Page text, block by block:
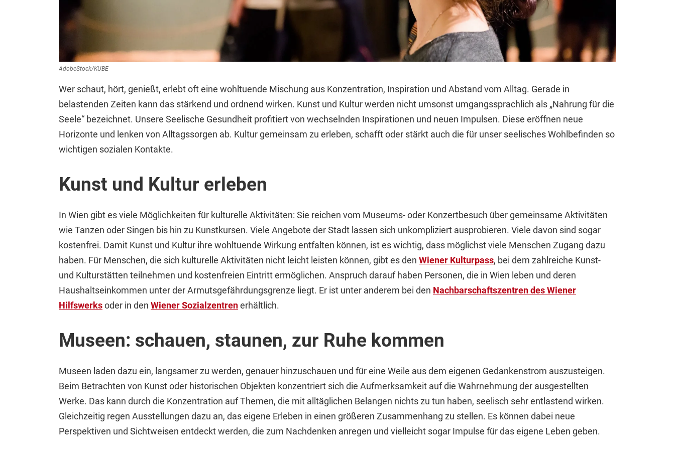
AdobeStock/KUBE
Wer schaut, hört, genießt, erlebt oft eine wohltuende Mischung aus Konzentration, Inspiration und Abstand vom Alltag. Gerade in
belastenden Zeiten kann das stärkend und ordnend wirken. Kunst und Kultur werden nicht umsonst umgangssprachlich als „Nahrung für die
Seele“ bezeichnet. Unsere Seelische Gesundheit profitiert von wechselnden Inspirationen und neuen Impulsen. Diese eröffnen neue
Horizonte und lenken von Alltagssorgen ab. Kultur gemeinsam zu erleben, schafft oder stärkt auch die für unser seelisches Wohlbefinden so
wichtigen sozialen Kontakte.
Kunst und Kultur erleben
In Wien gibt es viele Möglichkeiten für kulturelle Aktivitäten: Sie reichen vom Museums- oder Konzertbesuch über gemeinsame Aktivitäten
wie Tanzen oder Singen bis hin zu Kunstkursen. Viele Angebote der Stadt lassen sich unkompliziert ausprobieren. Viele davon sind sogar
kostenfrei. Damit Kunst und Kultur ihre wohltuende Wirkung entfalten können, ist es wichtig, dass möglichst viele Menschen Zugang dazu
haben. Für Menschen, die sich kulturelle Aktivitäten nicht leicht leisten können, gibt es den Wiener Kulturpass, bei dem zahlreiche Kunst-
und Kulturstätten teilnehmen und kostenfreien Eintritt ermöglichen. Anspruch darauf haben Personen, die in Wien leben und deren
Haushaltseinkommen unter der Armutsgefährdungsgrenze liegt. Er ist unter anderem bei den Nachbarschaftszentren des Wiener
Hilfswerksoder in den Wiener Sozialzentrenerhältlich.
Museen: schauen, staunen, zur Ruhe kommen
Museen laden dazu ein, langsamer zu werden, genauer hinzuschauen und für eine Weile aus dem eigenen Gedankenstrom auszusteigen.
Beim Betrachten von Kunst oder historischen Objekten konzentriert sich die Aufmerksamkeit auf die Wahrnehmung der ausgestellten
Werke. Das kann durch die Konzentration auf Themen, die mit alltäglichen Belangen nichts zu tun haben, seelisch sehr entlastend wirken.
Gleichzeitig regen Ausstellungen dazu an, das eigene Erleben in einen größeren Zusammenhang zu stellen. Es können dabei neue
Perspektiven und Sichtweisen entdeckt werden, die zum Nachdenken anregen und vielleicht sogar Impulse für das eigene Leben geben.